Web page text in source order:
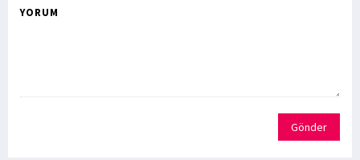
YORUM
Gönder